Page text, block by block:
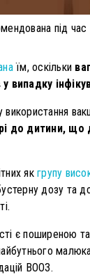
під час
їм, оскільки
випадку
використання
до дитини,
як групу
дозу та
є поширеною
ВООЗ.